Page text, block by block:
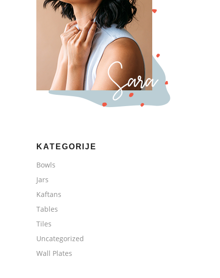
KATEGORIJE
Bowls
Jars
Kaftans
Tables
Tiles
Uncategorized
Wall Plates